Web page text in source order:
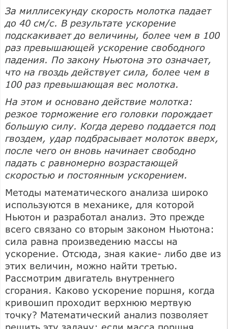
За миллисекунду скорость молотка падает
до 40 см/с. В результате ускорение
подскакивает до величины, более чем в 100
раз превышающей ускорение свободного
падения. По закону Ньютона это означает,
что на гвоздь действует сила, более чем в
100 раз превышающая вес молотка.
На этом и основано действие молотка:
резкое торможение его головки порождает
большую силу. Когда дерево поддается под
гвоздем, удар подбрасывает молоток вверх,
после чего он вновь начинает свободно
падать с равномерно возрастающей
скоростью и постоянным ускорением.
Методы математического анализа широко
используются в механике, для которой
Ньютон и разработал анализ. Это прежде
всего связано со вторым законом Ньютона:
сила равна произведению массы на
ускорение. Отсюда, зная какие- либо две из
этих величин, можно найти третью.
Рассмотрим двигатель внутреннего
сгорания. Каково ускорение поршня, когда
кривошип проходит верхнюю мертвую
точку? Математический анализ позволяет